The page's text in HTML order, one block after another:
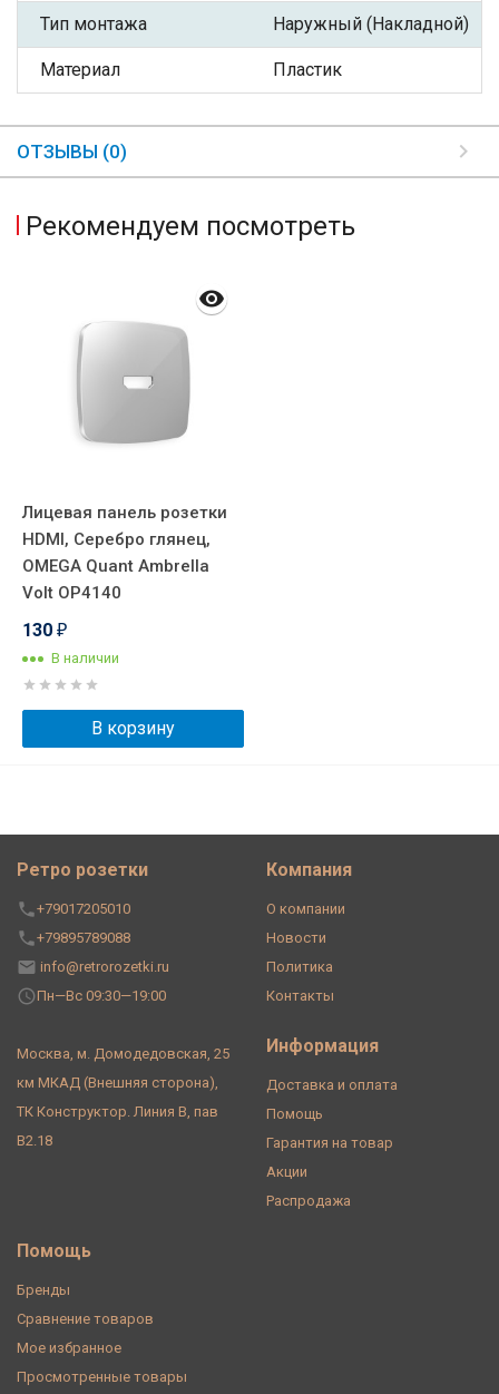
Тип монтажа Наружный (Накладной)
Материал Пластик
ОТЗЫВЫ (0)
Рекомендуем посмотреть
Лицевая панель розетки
HDMI, Серебро глянец,
OMEGA Quant Ambrella
Volt OP4140
130 ₽
В наличии
В корзину
Ретро розетки
+79017205010
+79895789088
info@retrorozetki.ru
Пн—Вс 09:30—19:00
Москва, м. Домодедовская, 25
км МКАД (Внешняя сторона),
ТК Конструктор. Линия В, пав
В2.18
Компания
О компании
Новости
Политика
Контакты
Информация
Доставка и оплата
Помощь
Гарантия на товар
Акции
Распродажа
Помощь
Бренды
Сравнение товаров
Мое избранное
Просмотренные товары